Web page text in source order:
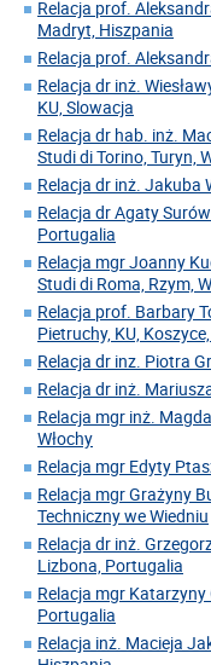
Relacja prof.
Madryt, Hiszpania
Relacja prof.
Relacja dr inż.
KU, Slowacja
Relacja dr hab. inż.
Studi di Torino, Turyn,
Relacja dr inż. Jakuba
Relacja dr Agaty
Portugalia
Relacja mgr Joanny
Studi di Roma, Rzym,
Relacja prof. Barbary
Pietruchy, KU,
Relacja dr inz. Piotra
Relacja dr inż.
Relacja mgr inż.
Włochy
Relacja mgr Edyty
Relacja mgr Grażyny
Techniczny we Wiedniu
Relacja dr inż.
Lizbona, Portugalia
Relacja mgr
Portugalia
Relacja inż. Macieja